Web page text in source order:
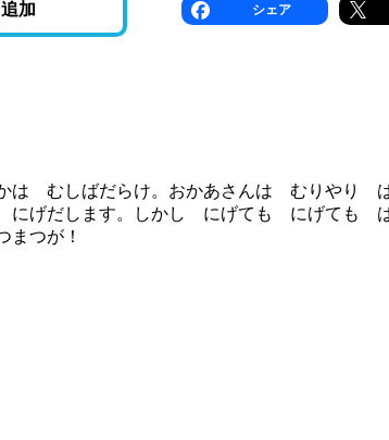
加 シェア
むしばだらけ。おかあさんは むりやり
にげだします。しかし にげても にげても
つが！